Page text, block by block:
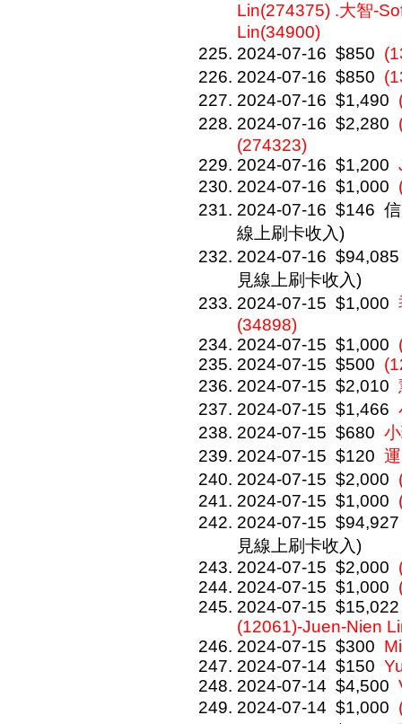
Lin(274375) .大智-
Lin(34900)
2024-07-16 $850
2024-07-16 $850
2024-07-16 $1,490
2024-07-16 $2,280
(274323)
2024-07-16 $1,200
2024-07-16 $1,000
2024-07-16 $146
線上刷卡收入)
2024-07-16 $94,085
見線上刷卡收入)
2024-07-15 $1,000
(34898)
2024-07-15 $1,000
2024-07-15 $500
2024-07-15 $2,010
2024-07-15 $1,466
2024-07-15 $680
2024-07-15 $120
2024-07-15 $2,000
2024-07-15 $1,000
2024-07-15 $94,927
見線上刷卡收入)
2024-07-15 $2,000
2024-07-15 $1,000
2024-07-15 $15,022
(12061)-Juen-Nien
2024-07-15 $300
2024-07-14 $150
2024-07-14 $4,500
2024-07-14 $1,000